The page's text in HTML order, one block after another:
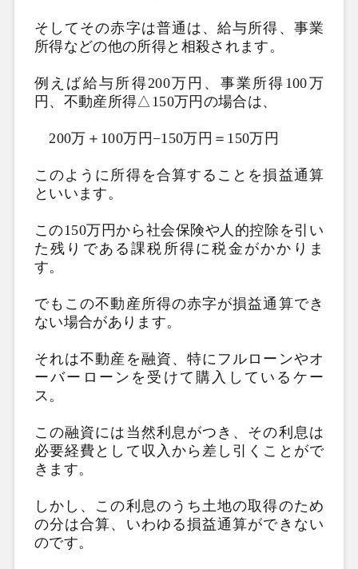
そしてその赤字は普通は、給与所得、事業
所得などの他の所得と相殺されます。
例えば給与所得200万円、事業所得100万
円、不動産所得△150万円の場合は、
200万＋100万円−150万円＝150万円
このように所得を合算することを損益通算
といいます。
この150万円から社会保険や人的控除を引い
た残りである課税所得に税金がかかりま
す。
でもこの不動産所得の赤字が損益通算でき
ない場合があります。
それは不動産を融資、特にフルローンやオ
ーバーローンを受けて購入しているケー
ス。
この融資には当然利息がつき、その利息は
必要経費として収入から差し引くことがで
きます。
しかし、この利息のうち土地の取得のため
の分は合算、いわゆる損益通算ができない
のです。